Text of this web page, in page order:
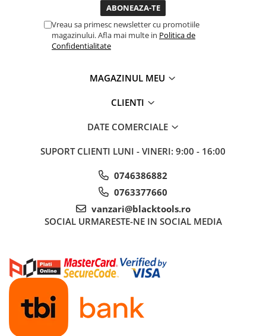
Vreau sa primesc newsletter cu promotiile
magazinului. Afla mai multe in Politica de
Confidentialitate
MAGAZINUL MEU
CLIENTI
DATE COMERCIALE
SUPORT CLIENTI LUNI - VINERI: 9:00 - 16:00
0746386882
0763377660
vanzari@blacktools.ro
SOCIAL URMARESTE-NE IN SOCIAL MEDIA